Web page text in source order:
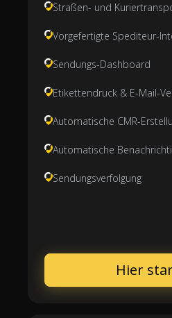
Straßen- und
Vorgefertigte Spediteur-
Sendungs-Dashboard
Etikettendruck & E-Mail-
Automatische CMR-
Automatische
Sendungsverfolgung
Hier